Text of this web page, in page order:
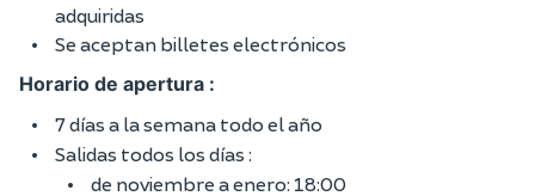
adquiridas
Se aceptan billetes electrónicos
Horario de apertura :
7 días a la semana todo el año
Salidas todos los días :
de noviembre a enero: 18:00